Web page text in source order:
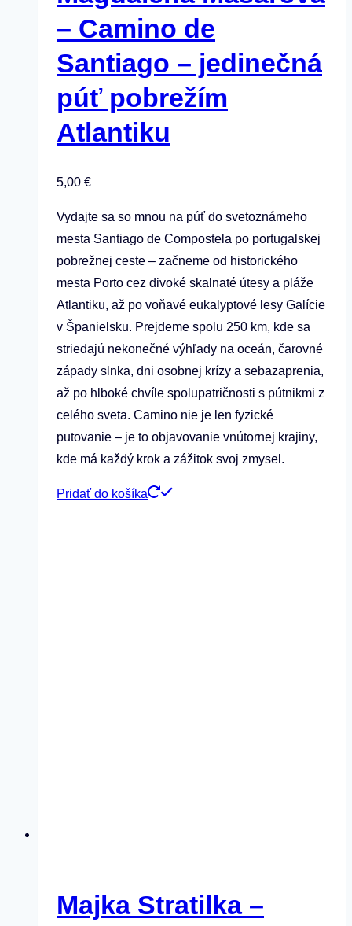
– Camino de
Santiago – jedinečná
púť pobrežím
Atlantiku
5,00 €
Vydajte sa so mnou na púť do svetoznámeho
mesta Santiago de Compostela po portugalskej
pobrežnej ceste – začneme od historického
mesta Porto cez divoké skalnaté útesy a pláže
Atlantiku, až po voňavé eukalyptové lesy Galície
v Španielsku. Prejdeme spolu 250 km, kde sa
striedajú nekonečné výhľady na oceán, čarovné
západy slnka, dni osobnej krízy a sebazaprenia,
až po hlboké chvíle spolupatričnosti s pútnikmi z
celého sveta. Camino nie je len fyzické
putovanie – je to objavovanie vnútornej krajiny,
kde má každý krok a zážitok svoj zmysel.
Pridať do košíka
Majka Stratilka –